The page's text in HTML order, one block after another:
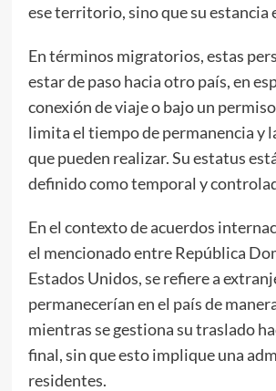
ese territorio, sino que su estancia
En términos migratorios, estas
estar de paso hacia otro país, en
conexión de viaje o bajo un
limita el tiempo de permanencia y
que pueden realizar. Su estatus
definido como temporal y
En el contexto de acuerdos
el mencionado entre República
Estados Unidos, se refiere a
permanecerían en el país de
mientras se gestiona su traslado
final, sin que esto implique una
residentes.